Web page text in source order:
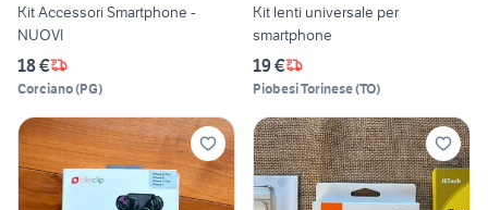
Kit Accessori Smartphone -
NUOVI
18 €
Corciano(PG)
Kit lenti universale per
smartphone
19 €
Piobesi Torinese(TO)